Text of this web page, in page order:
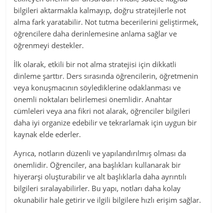
bilgileri aktarmakla kalmayıp, doğru stratejilerle not
alma fark yaratabilir. Not tutma becerilerini geliştirmek,
öğrencilere daha derinlemesine anlama sağlar ve
öğrenmeyi destekler.
İlk olarak, etkili bir not alma stratejisi için dikkatli
dinleme şarttır. Ders sırasında öğrencilerin, öğretmenin
veya konuşmacının söylediklerine odaklanması ve
önemli noktaları belirlemesi önemlidir. Anahtar
cümleleri veya ana fikri not alarak, öğrenciler bilgileri
daha iyi organize edebilir ve tekrarlamak için uygun bir
kaynak elde ederler.
Ayrıca, notların düzenli ve yapılandırılmış olması da
önemlidir. Öğrenciler, ana başlıkları kullanarak bir
hiyerarşi oluşturabilir ve alt başlıklarla daha ayrıntılı
bilgileri sıralayabilirler. Bu yapı, notları daha kolay
okunabilir hale getirir ve ilgili bilgilere hızlı erişim sağlar.